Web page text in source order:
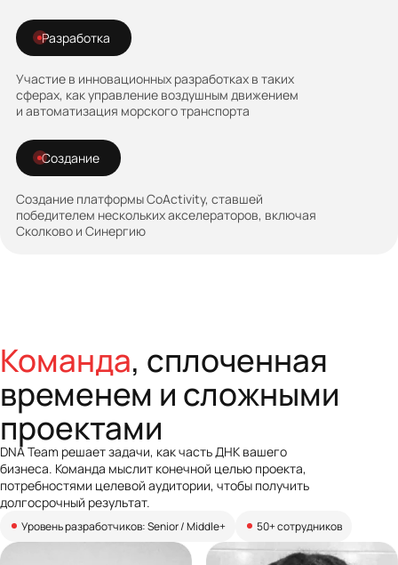
Разработка
Участие в инновационных разработках в таких
сферах, как управление воздушным движением
и автоматизация морского транспорта
Создание
Создание платформы CoActivity, ставшей
победителем нескольких акселераторов, включая
Сколково и Синергию
Команда, сплоченная
временем и сложными
проектами
DNA Team решает задачи, как часть ДНК вашего
бизнеса. Команда мыслит конечной целью проекта,
потребностями целевой аудитории, чтобы получить
долгосрочный результат.
Уровень разработчиков: Senior / Middle+ 50+ сотрудников